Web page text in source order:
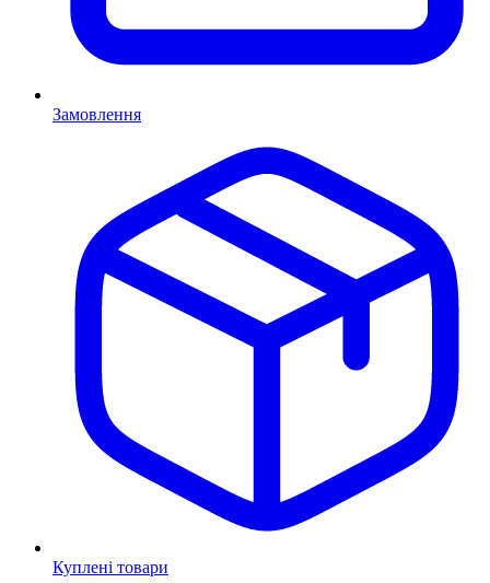
Замовлення
Куплені товари